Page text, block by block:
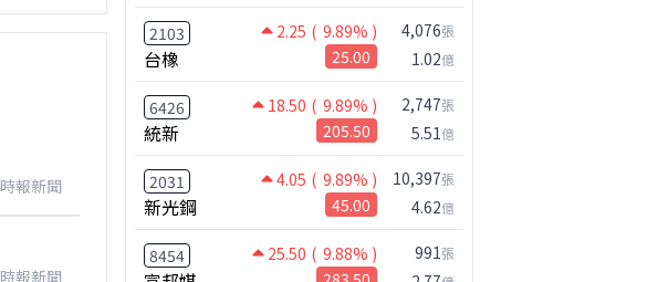
時報新聞
時報新聞
2103 2.25 ( 9.89% )
台橡 25.00
4,076張
1.02億
6426 18.50 ( 9.89% )
統新 205.50
2,747張
5.51億
2031 4.05 ( 9.89% )
新光鋼 45.00
10,397張
4.62億
8454 25.50 ( 9.88% ) 991張